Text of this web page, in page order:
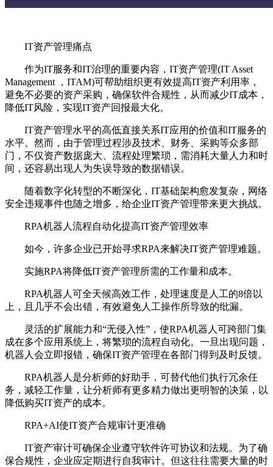
IT资产管理痛点
作为IT服务和IT治理的重要内容，IT资产管理(IT Asset
Management ，ITAM)可帮助组织更有效提高IT资产利用率，
避免不必要的资产采购，确保软件合规性，从而减少IT成本，
降低IT风险，实现IT资产回报最大化。
IT资产管理水平的高低直接关系IT应用的价值和IT服务的
水平。然而，由于管理过程涉及技术、财务、采购等众多部
门，不仅资产数据庞大、流程处理繁琐，需消耗大量人力和时
间，还容易出现人为失误导致的数据错误。
随着数字化转型的不断深化，IT基础架构愈发复杂，网络
安全违规事件也随之增多，给企业IT资产管理带来更大挑战。
RPA机器人流程自动化提高IT资产管理效率
如今，许多企业已开始寻求RPA来解决IT资产管理难题。
实施RPA将降低IT资产管理所需的工作量和成本。
RPA机器人可全天候高效工作，处理速度是人工的8倍以
上，且几乎不会出错，有效避免人工操作所导致的纰漏。
灵活的扩展能力和“无侵入性”，使RPA机器人可跨部门集
成在多个应用系统上，将繁琐的流程自动化。一旦出现问题，
机器人会立即报错，确保IT资产管理在各部门得到及时反馈。
RPA机器人是分析师的好助手，可替代他们执行冗余任
务，减轻工作量，让分析师有更多精力做出更明智的决策，以
降低购买IT资产的成本。
RPA+AI使IT资产合规审计更准确
IT资产审计可确保企业遵守软件许可协议和法规。为了确
保合规性，企业应定期进行自我审计。但这往往需要大量的时